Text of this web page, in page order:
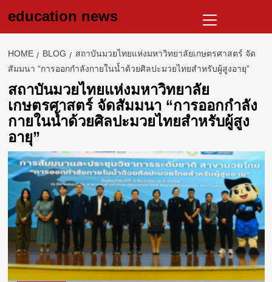
education news
Menu
HOME BLOG
สถาบันมวยไทยแห่งมหาวิทยาลัยเกษตรศาสตร์ จัด
สัมมนา “การออกกำลังกายในน้ำด้วยศิลปะมวยไทยสำหรับผู้สูงอายุ”
สถาบันมวยไทยแห่งมหาวิทยาลัย
เกษตรศาสตร์ จัดสัมมนา “การออกกำลัง
กายในน้ำด้วยศิลปะมวยไทยสำหรับผู้สูง
อายุ”